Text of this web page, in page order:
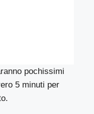
pochissimi
5 minuti per